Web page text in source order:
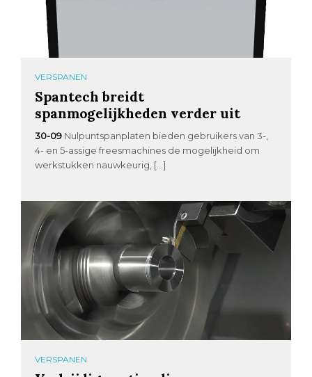
VERSPANEN
Spantech breidt
spanmogelijkheden verder uit
30-09 Nulpuntspanplaten bieden gebruikers van 3-,
4- en 5-assige freesmachines de mogelijkheid om
werkstukken nauwkeurig, […]
VERSPANEN